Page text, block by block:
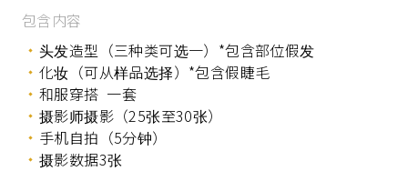
包含内容
头发造型（三种类可选一）*包含部位假发
化妆（可从样品选择）*包含假睫毛
和服穿搭 一套
摄影师摄影（25张至30张）
手机自拍（5分钟）
摄影数据3张